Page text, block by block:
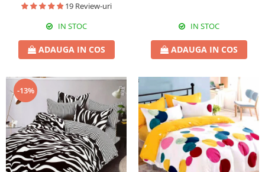
19 Review-uri
IN STOC
ADAUGA IN COS
IN STOC
ADAUGA IN COS
-13%